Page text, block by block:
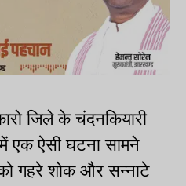
जिले के चंदनकियारी
एक ऐसी घटना सामने
गहरे शोक और सन्नाटे